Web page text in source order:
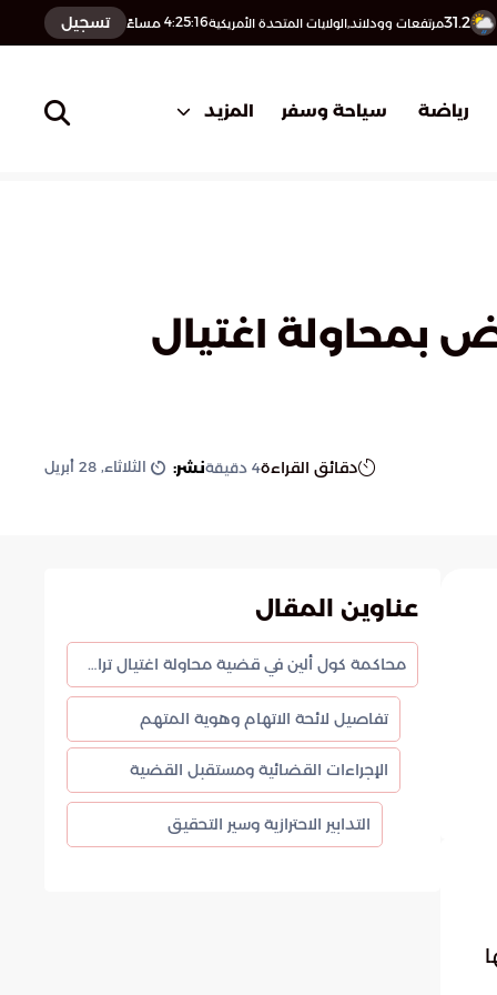
31.2مرتفعات وودلاند,الولايات المتحدة الأمريكية4:25:17 مساءً تسجيل
رياضة سياحة وسفر المزيد
بمحاولة اغتيال
دقائق القراءة4 دقيقةنشر: الثلاثاء, 28 أبريل
عناوين المقال
محاكمة كول ألين في قضية محاولة اغتيال ترامب
تفاصيل لائحة الاتهام وهوية المتهم
الإجراءات القضائية ومستقبل القضية
التدابير الاحترازية وسير التحقيق